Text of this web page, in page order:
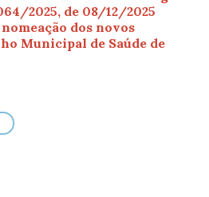
2025, de 08/12/2025
dos novos
Municipal de Saúde de